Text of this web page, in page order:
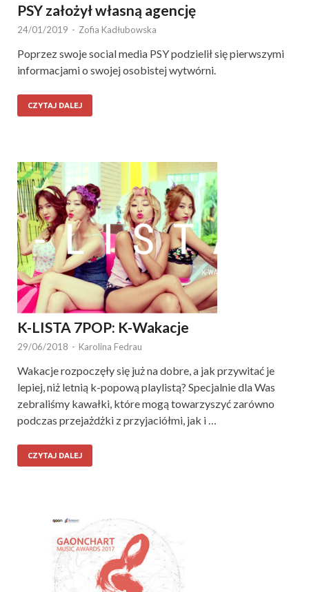
PSY założył własną agencję
24/01/2019 - Zofia Kadłubowska
Poprzez swoje social media PSY podzielił się pierwszymi
informacjami o swojej osobistej wytwórni.
CZYTAJ DALEJ
K-LISTA 7POP: K-Wakacje
29/06/2018 - Karolina Fedrau
Wakacje rozpoczęły się już na dobre, a jak przywitać je
lepiej, niż letnią k-popową playlistą? Specjalnie dla Was
zebraliśmy kawałki, które mogą towarzyszyć zarówno
podczas przejażdżki z przyjaciółmi, jak i …
CZYTAJ DALEJ